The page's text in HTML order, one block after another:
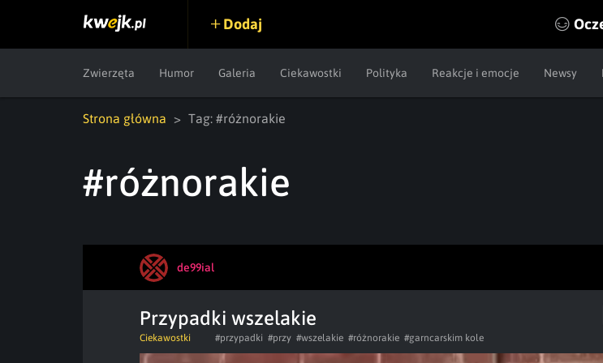
Dodaj
Zwierzęta Humor Galeria Ciekawostki Polityka Reakcje i emocje Newsy
Strona główna Tag: #różnorakie
#różnorakie
de99ial
Przypadki wszelakie
Ciekawostki #przypadki #przy #wszelakie #różnorakie #garncarskim kole